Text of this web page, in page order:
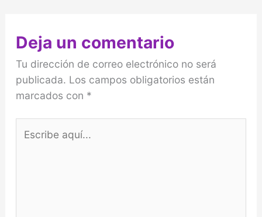
Deja un comentario
Tu dirección de correo electrónico no será
publicada. Los campos obligatorios están
marcados con *
aquí...